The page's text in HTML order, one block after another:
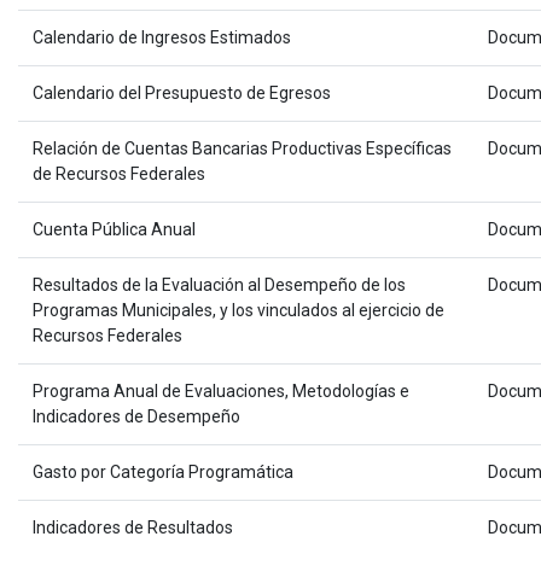
Calendario de Ingresos Estimados
Calendario del Presupuesto de Egresos
Relación de Cuentas Bancarias Productivas Específicas
de Recursos Federales
Cuenta Pública Anual
Resultados de la Evaluación al Desempeño de los
Programas Municipales, y los vinculados al ejercicio de
Recursos Federales
Programa Anual de Evaluaciones, Metodologías e
Indicadores de Desempeño
Gasto por Categoría Programática
Indicadores de Resultados